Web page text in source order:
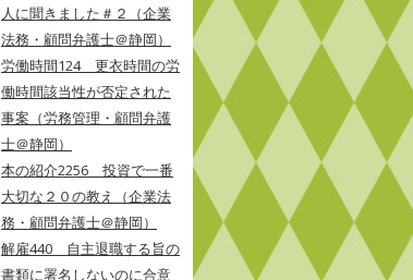
人に聞きました＃２（企業
法務・顧問弁護士＠静岡）
労働時間124 更衣時間の労
働時間該当性が否定された
事案（労務管理・顧問弁護
士＠静岡）
本の紹介2256 投資で一番
大切な２０の教え（企業法
務・顧問弁護士＠静岡）
解雇440 自主退職する旨の
書類に署名しないのに合意